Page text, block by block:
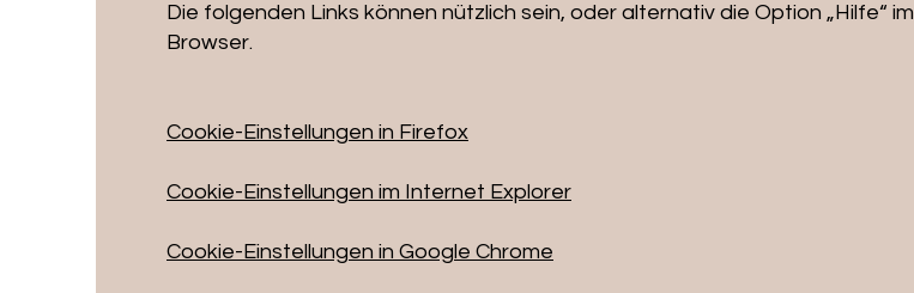
Die folgenden Links können nützlich sein, oder alternativ die Option „Hilfe“ im
Browser.
Cookie-Einstellungen in Firefox
Cookie-Einstellungen im Internet Explorer
Cookie-Einstellungen in Google Chrome